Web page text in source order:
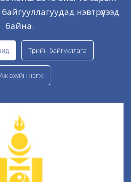
нэвтрүүлээд
байна.
Төрийн байгууллага
Аж ахуйн нэгж
Тамгын газар
шаардлагад бүрэн нийцсэн